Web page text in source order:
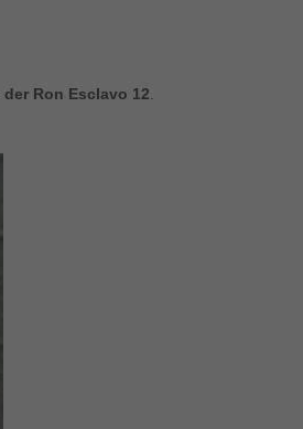
Ron Esclavo 12